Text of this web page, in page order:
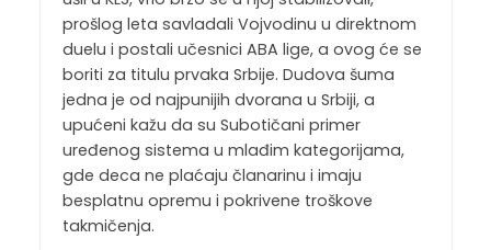
prošlog leta savladali Vojvodinu u direktnom
duelu i postali učesnici ABA lige, a ovog će se
boriti za titulu prvaka Srbije. Dudova šuma
jedna je od najpunijih dvorana u Srbiji, a
upućeni kažu da su Subotičani primer
uređenog sistema u mlađim kategorijama,
gde deca ne plaćaju članarinu i imaju
besplatnu opremu i pokrivene troškove
takmičenja.